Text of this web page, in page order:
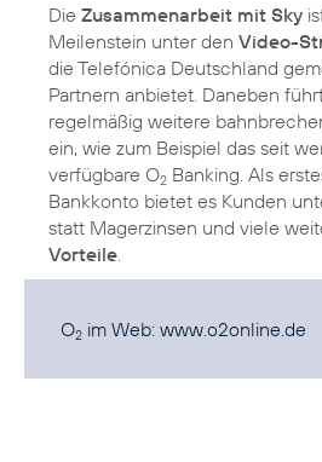
Die Zusammenarbeit mit Sky
Meilenstein unter den Video-
die Telefónica Deutschland
Partnern anbietet. Daneben
regelmäßig weitere
ein, wie zum Beispiel das seit
verfügbare O2 Banking. Als
Bankkonto bietet es Kunden
statt Magerzinsen und viele
Vorteile
O2 im Web: www.o2online.de